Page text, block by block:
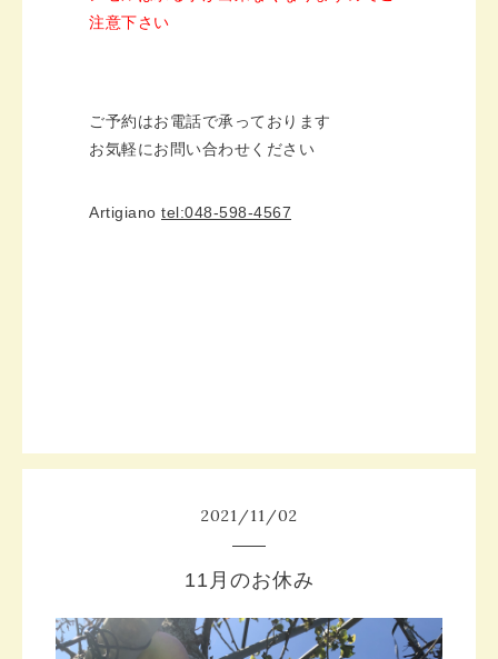
注意下さい
ご予約はお電話で承っております
お気軽にお問い合わせください
Artigiano tel:048-598-4567
2021/11/02
11月のお休み